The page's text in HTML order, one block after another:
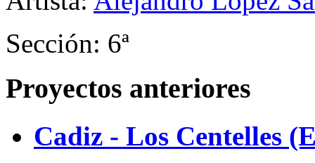
Sección: 6ª
Proyectos anteriores
Cadiz - Los Centelles